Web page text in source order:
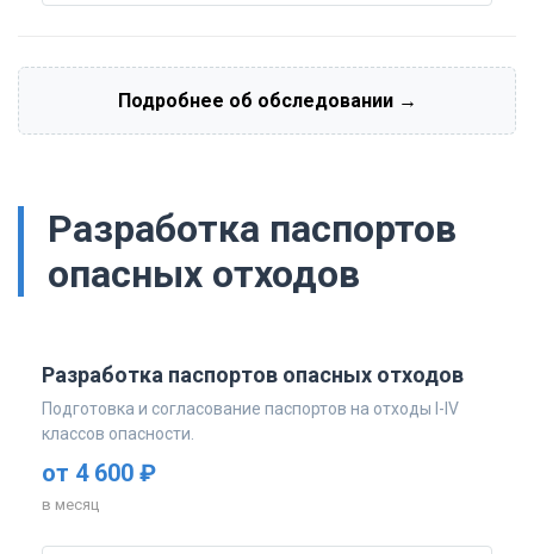
Подробнее об обследовании →
Разработка паспортов
опасных отходов
Разработка паспортов опасных отходов
Подготовка и согласование паспортов на отходы I-IV
классов опасности.
от 4 600 ₽
в месяц